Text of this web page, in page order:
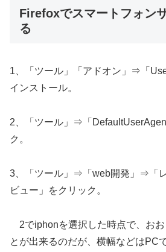
Firefoxでスマートフォン
る
1、「ツール」「アドオン」⇒「
インストール。
2、「ツール」⇒「
ク。
3、「ツール」⇒「web開発」⇒「
ビュー」をクリック。
2でiphonを選択した時点で、おお
とが出来るのだが、横幅などはPC